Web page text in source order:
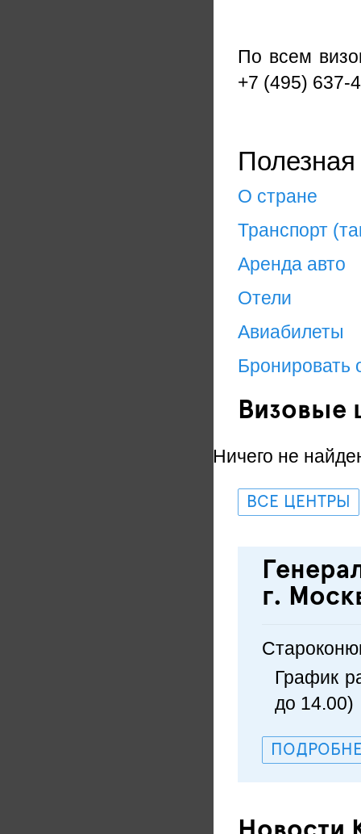
По всем
+7 (495) 637-
О стране
Транспорт
Аренда авто
Отели
Авиабилеты
Бронировать
Визовые
Ничего не
ВСЕ ЦЕНТРЫ
г.
График
до 14.00)